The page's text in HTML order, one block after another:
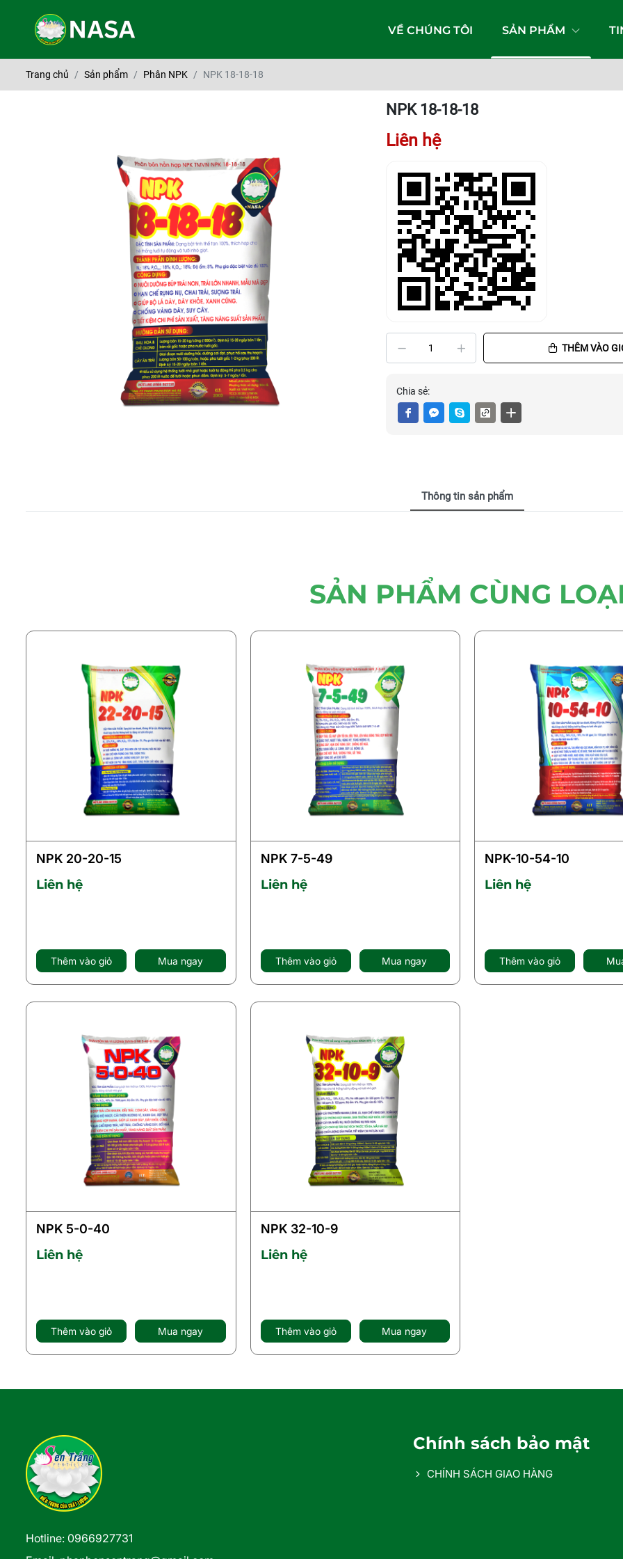
VỀ CHÚNG TÔI SẢN PHẨM
Trang chủ Sản phẩm Phân NPK NPK 18-18-18
NPK 18-18-18
Liên hệ
THÊM VÀO
Chia sẻ:
Thông tin sản phẩm
SẢN PHẨM CÙNG
NPK 20-20-15
Liên hệ
Thêm vào giỏ Mua ngay
NPK 7-5-49
Liên hệ
Thêm vào giỏ Mua ngay
NPK-10-54-10
Liên hệ
Thêm vào giỏ
NPK 5-0-40
Liên hệ
Thêm vào giỏ Mua ngay
NPK 32-10-9
Liên hệ
Thêm vào giỏ Mua ngay
Hotline: 0966927731
Chính sách bảo mật
CHÍNH SÁCH GIAO HÀNG